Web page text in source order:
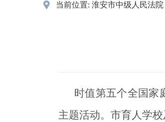
当前位置: 淮安市中级人民法院
时值第五个全国家
主题活动。市育人学